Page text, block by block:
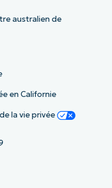
australien de
en Californie
la vie privée